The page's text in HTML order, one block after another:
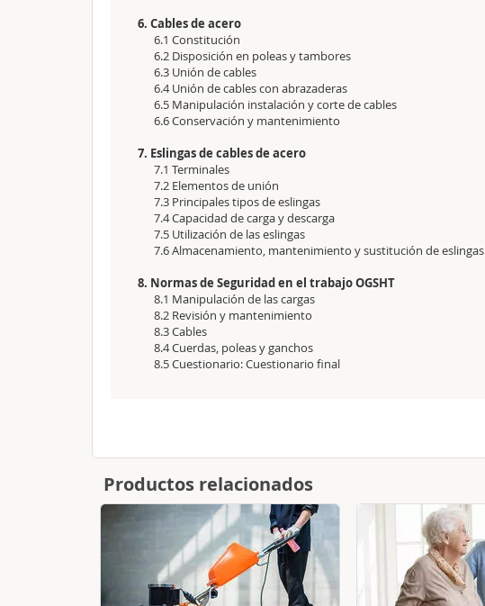
6. Cables de acero
6.1 Constitución
6.2 Disposición en poleas y tambores
6.3 Unión de cables
6.4 Unión de cables con abrazaderas
6.5 Manipulación instalación y corte de cables
6.6 Conservación y mantenimiento
7. Eslingas de cables de acero
7.1 Terminales
7.2 Elementos de unión
7.3 Principales tipos de eslingas
7.4 Capacidad de carga y descarga
7.5 Utilización de las eslingas
7.6 Almacenamiento, mantenimiento y sustitución de eslingas
8. Normas de Seguridad en el trabajo OGSHT
8.1 Manipulación de las cargas
8.2 Revisión y mantenimiento
8.3 Cables
8.4 Cuerdas, poleas y ganchos
8.5 Cuestionario: Cuestionario final
Productos relacionados